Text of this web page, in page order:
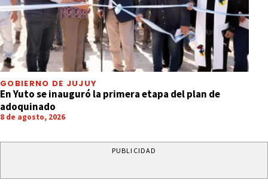
GOBIERNO DE JUJUY
En Yuto se inauguró la primera etapa del plan de
adoquinado
8 de agosto, 2026
PUBLICIDAD